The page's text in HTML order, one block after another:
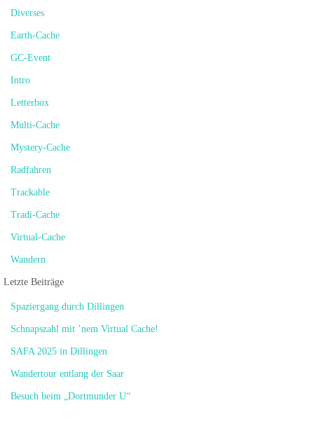
Diverses
Earth-Cache
GC-Event
Intro
Letterbox
Multi-Cache
Mystery-Cache
Radfahren
Trackable
Tradi-Cache
Virtual-Cache
Wandern
Letzte Beiträge
Spaziergang durch Dillingen
Schnapszahl mit ’nem Virtual Cache!
SAFA 2025 in Dillingen
Wandertour entlang der Saar
Besuch beim „Dortmunder U“